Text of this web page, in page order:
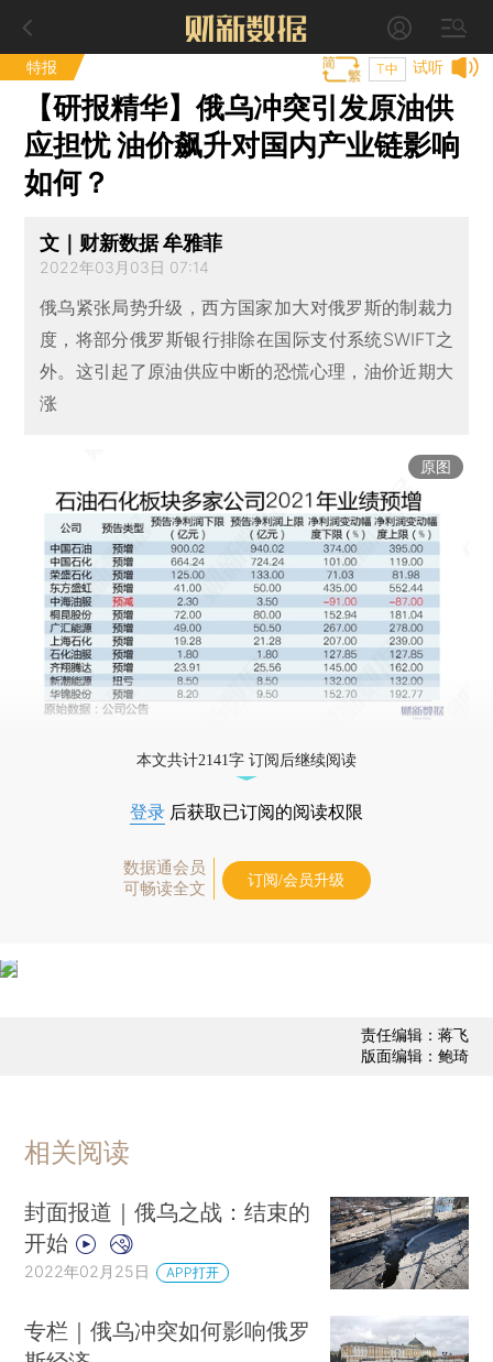
特报 试听
T中
【研报精华】俄乌冲突引发原油供
应担忧 油价飙升对国内产业链影响
如何？
文｜财新数据 牟雅菲
2022年03月03日 07:14
俄乌紧张局势升级，西方国家加大对俄罗斯的制裁力
度，将部分俄罗斯银行排除在国际支付系统SWIFT之
外。这引起了原油供应中断的恐慌心理，油价近期大
涨
原图
本文共计2141字 订阅后继续阅读
登录 后获取已订阅的阅读权限
数据通会员
可畅读全文
订阅/会员升级
责任编辑：蒋飞
版面编辑：鲍琦
相关阅读
封面报道｜俄乌之战：结束的
开始
2022年02月25日 APP打开
专栏｜俄乌冲突如何影响俄罗